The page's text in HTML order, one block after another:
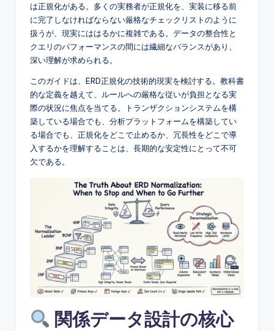
A
o
w
は正規化がある。多くの実務者が正規化を、実装に移る前
に完了しなければならない厳格なチェックリストのように
扱うが、現実にははるかに複雑である。データの整合性と
クエリのパフォーマンスの間には繊細なバランスがあり、
深い理解が求められる。
このガイドは、ERD正規化の技術的現実を検討する。教科書
的な定義を越えて、ルールへの厳格な従いが負担となる実
際の状況に焦点を当てる。トランザクションシステムを構
築している場合でも、分析プラットフォームを構築してい
る場合でも、正規化をどこで止めるか、冗長性をどこで導
入するかを理解することは、長期的な安定性にとって不可
欠である。
関係データ設計の核心